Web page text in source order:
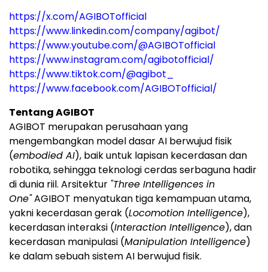
https://x.com/AGIBOTofficial
https://www.linkedin.com/company/agibot/
https://www.youtube.com/@AGIBOTofficial
https://www.instagram.com/agibotofficial/
https://www.tiktok.com/@agibot_
https://www.facebook.com/AGIBOTofficial/
Tentang AGIBOT
AGIBOT merupakan perusahaan yang
mengembangkan model dasar AI berwujud fisik
(embodied AI), baik untuk lapisan kecerdasan dan
robotika, sehingga teknologi cerdas serbaguna hadir
di dunia riil. Arsitektur "Three Intelligences in
One"AGIBOT menyatukan tiga kemampuan utama,
yakni kecerdasan gerak (Locomotion Intelligence),
kecerdasan interaksi (Interaction Intelligence), dan
kecerdasan manipulasi (Manipulation Intelligence)
ke dalam sebuah sistem AI berwujud fisik.